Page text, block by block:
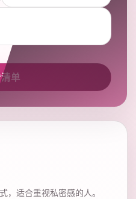
单
，适合重视私密感的人。